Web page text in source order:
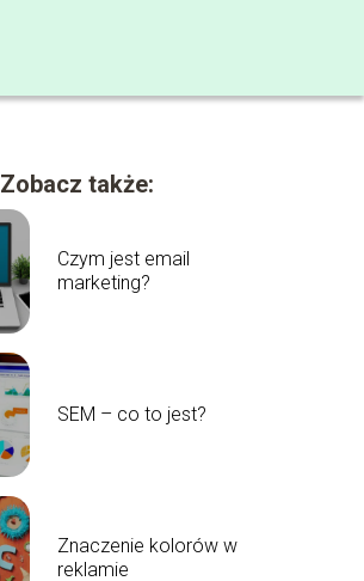
Zobacz także:
Czym jest email
marketing?
SEM – co to jest?
Znaczenie kolorów w
reklamie